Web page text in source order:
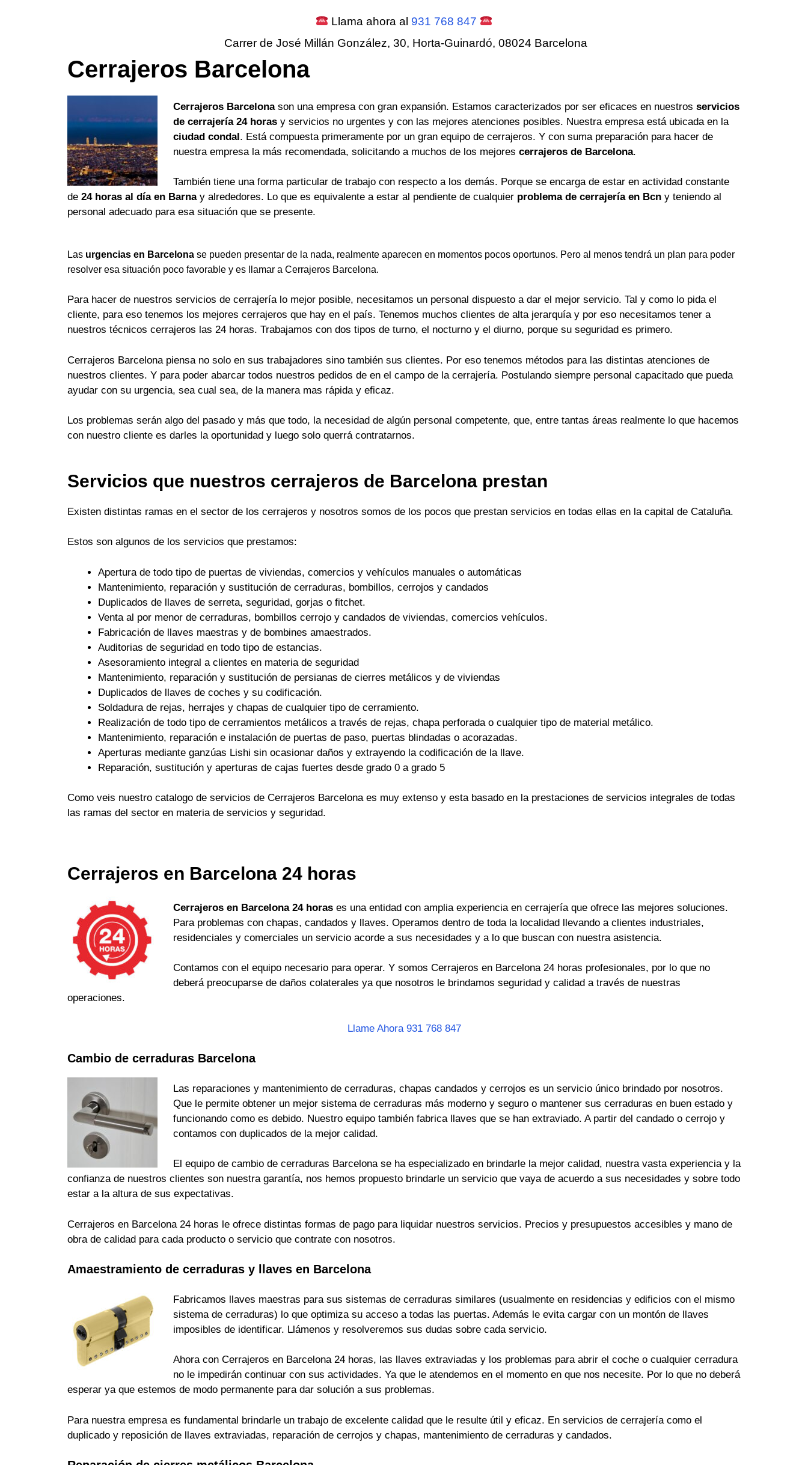
Llama ahora al 931 768 847
Carrer de José Millán González, 30, Horta-Guinardó, 08024 Barcelona
Cerrajeros Barcelona
Cerrajeros Barcelonason una empresa con gran expansión. Estamos caracterizados por ser eficaces en nuestros servicios
de cerrajería 24 horasy servicios no urgentes y con las mejores atenciones posibles. Nuestra empresa está ubicada en la
ciudad condal. Está compuesta primeramente por un gran equipo de cerrajeros. Y con suma preparación para hacer de
nuestra empresa la más recomendada, solicitando a muchos de los mejores cerrajeros de Barcelona.
También tiene una forma particular de trabajo con respecto a los demás. Porque se encarga de estar en actividad constante
de 24 horas al día en Barnay alrededores. Lo que es equivalente a estar al pendiente de cualquier problema de cerrajería en Bcn y teniendo al
personal adecuado para esa situación que se presente.
Las urgencias en Barcelona se pueden presentar de la nada, realmente aparecen en momentos pocos oportunos. Pero al menos tendrá un plan para poder
resolver esa situación poco favorable y es llamar a Cerrajeros Barcelona.
Para hacer de nuestros servicios de cerrajería lo mejor posible, necesitamos un personal dispuesto a dar el mejor servicio. Tal y como lo pida el
cliente, para eso tenemos los mejores cerrajeros que hay en el país. Tenemos muchos clientes de alta jerarquía y por eso necesitamos tener a
nuestros técnicos cerrajeros las 24 horas. Trabajamos con dos tipos de turno, el nocturno y el diurno, porque su seguridad es primero.
Cerrajeros Barcelona piensa no solo en sus trabajadores sino también sus clientes. Por eso tenemos métodos para las distintas atenciones de
nuestros clientes. Y para poder abarcar todos nuestros pedidos de en el campo de la cerrajería. Postulando siempre personal capacitado que pueda
ayudar con su urgencia, sea cual sea, de la manera mas rápida y eficaz.
Los problemas serán algo del pasado y más que todo, la necesidad de algún personal competente, que, entre tantas áreas realmente lo que hacemos
con nuestro cliente es darles la oportunidad y luego solo querrá contratarnos.
Servicios que nuestros cerrajeros de Barcelona prestan
Existen distintas ramas en el sector de los cerrajeros y nosotros somos de los pocos que prestan servicios en todas ellas en la capital de Cataluña.
Estos son algunos de los servicios que prestamos:
Apertura de todo tipo de puertas de viviendas, comercios y vehículos manuales o automáticas
Mantenimiento, reparación y sustitución de cerraduras, bombillos, cerrojos y candados
Duplicados de llaves de serreta, seguridad, gorjas o fitchet.
Venta al por menor de cerraduras, bombillos cerrojo y candados de viviendas, comercios vehículos.
Fabricación de llaves maestras y de bombines amaestrados.
Auditorias de seguridad en todo tipo de estancias.
Asesoramiento integral a clientes en materia de seguridad
Mantenimiento, reparación y sustitución de persianas de cierres metálicos y de viviendas
Duplicados de llaves de coches y su codificación.
Soldadura de rejas, herrajes y chapas de cualquier tipo de cerramiento.
Realización de todo tipo de cerramientos metálicos a través de rejas, chapa perforada o cualquier tipo de material metálico.
Mantenimiento, reparación e instalación de puertas de paso, puertas blindadas o acorazadas.
Aperturas mediante ganzúas Lishi sin ocasionar daños y extrayendo la codificación de la llave.
Reparación, sustitución y aperturas de cajas fuertes desde grado 0 a grado 5
Como veis nuestro catalogo de servicios de Cerrajeros Barcelona es muy extenso y esta basado en la prestaciones de servicios integrales de todas
las ramas del sector en materia de servicios y seguridad.
Cerrajeros en Barcelona 24 horas
Cerrajeros en Barcelona 24 horases una entidad con amplia experiencia en cerrajería que ofrece las mejores soluciones.
Para problemas con chapas, candados y llaves. Operamos dentro de toda la localidad llevando a clientes industriales,
residenciales y comerciales un servicio acorde a sus necesidades y a lo que buscan con nuestra asistencia.
Contamos con el equipo necesario para operar. Y somos Cerrajeros en Barcelona 24 horas profesionales, por lo que no
deberá preocuparse de daños colaterales ya que nosotros le brindamos seguridad y calidad a través de nuestras
operaciones.
Llame Ahora 931 768 847
Cambio de cerraduras Barcelona
Las reparaciones y mantenimiento de cerraduras, chapas candados y cerrojos es un servicio único brindado por nosotros.
Que le permite obtener un mejor sistema de cerraduras más moderno y seguro o mantener sus cerraduras en buen estado y
funcionando como es debido. Nuestro equipo también fabrica llaves que se han extraviado. A partir del candado o cerrojo y
contamos con duplicados de la mejor calidad.
El equipo de cambio de cerraduras Barcelona se ha especializado en brindarle la mejor calidad, nuestra vasta experiencia y la
confianza de nuestros clientes son nuestra garantía, nos hemos propuesto brindarle un servicio que vaya de acuerdo a sus necesidades y sobre todo
estar a la altura de sus expectativas.
Cerrajeros en Barcelona 24 horas le ofrece distintas formas de pago para liquidar nuestros servicios. Precios y presupuestos accesibles y mano de
obra de calidad para cada producto o servicio que contrate con nosotros.
Amaestramiento de cerraduras y llaves en Barcelona
Fabricamos llaves maestras para sus sistemas de cerraduras similares (usualmente en residencias y edificios con el mismo
sistema de cerraduras) lo que optimiza su acceso a todas las puertas. Además le evita cargar con un montón de llaves
imposibles de identificar. Llámenos y resolveremos sus dudas sobre cada servicio.
Ahora con Cerrajeros en Barcelona 24 horas, las llaves extraviadas y los problemas para abrir el coche o cualquier cerradura
no le impedirán continuar con sus actividades. Ya que le atendemos en el momento en que nos necesite. Por lo que no deberá
esperar ya que estemos de modo permanente para dar solución a sus problemas.
Para nuestra empresa es fundamental brindarle un trabajo de excelente calidad que le resulte útil y eficaz. En servicios de cerrajería como el
duplicado y reposición de llaves extraviadas, reparación de cerrojos y chapas, mantenimiento de cerraduras y candados.